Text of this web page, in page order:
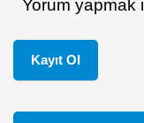
Yorum yapmak
Kayıt Ol